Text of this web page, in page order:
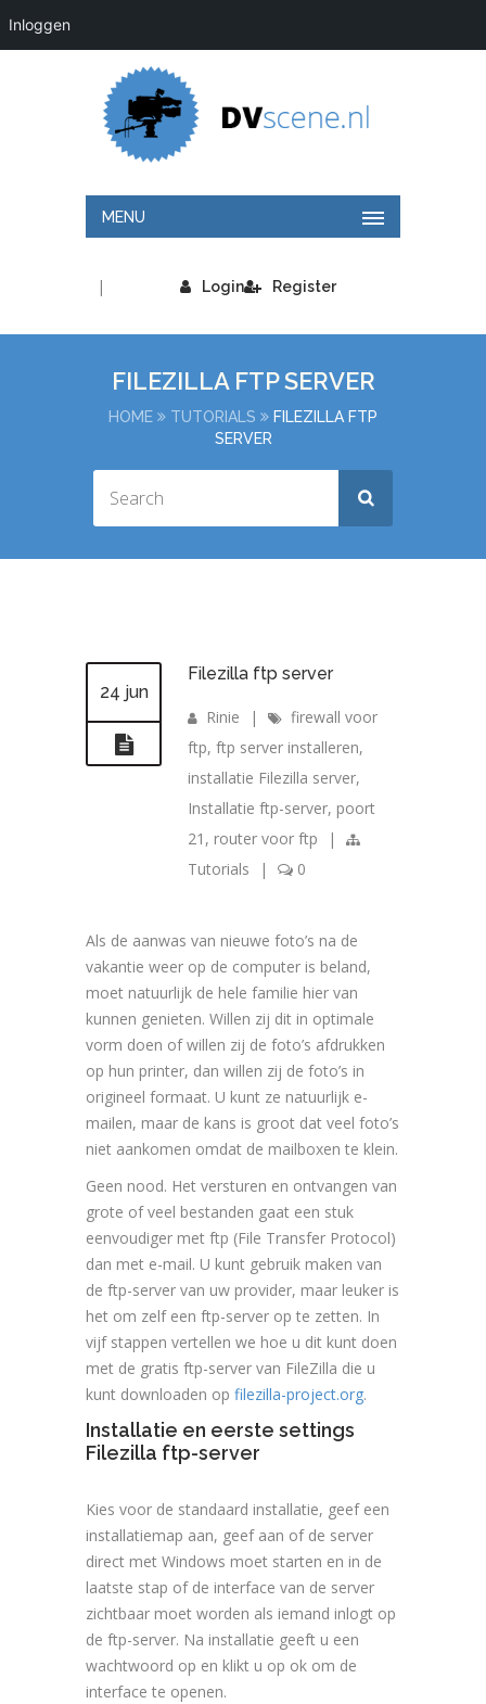
Inloggen
MENU
Login
| Register
FILEZILLA FTP SERVER
HOME TUTORIALS
FILEZILLA FTP
SERVER
24 jun
Filezilla ftp server
Rinie |
firewall voor
ftp, ftp server installeren,
installatie Filezilla server,
Installatie ftp-server, poort
21 , router voor ftp
|
Tutorials
| 0
Als de aanwas van nieuwe foto’s na de
vakantie weer op de computer is beland,
moet natuurlijk de hele familie hier van
kunnen genieten. Willen zij dit in optimale
vorm doen of willen zij de foto’s afdrukken
op hun printer, dan willen zij de foto’s in
origineel formaat. U kunt ze natuurlijk e-
mailen, maar de kans is groot dat veel foto’s
niet aankomen omdat de mailboxen te klein.
Geen nood. Het versturen en ontvangen van
grote of veel bestanden gaat een stuk
eenvoudiger met ftp (File Transfer Protocol)
dan met e-mail. U kunt gebruik maken van
de ftp-server van uw provider, maar leuker is
het om zelf een ftp-server op te zetten. In
vijf stappen vertellen we hoe u dit kunt doen
met de gratis ftp-server van FileZilla die u
kunt downloaden op filezilla-project.org.
Installatie en eerste settings
Filezilla ftp-server
Kies voor de standaard installatie, geef een
installatiemap aan, geef aan of de server
direct met Windows moet starten en in de
laatste stap of de interface van de server
zichtbaar moet worden als iemand inlogt op
de ftp-server. Na installatie geeft u een
wachtwoord op en klikt u op ok om de
interface te openen.